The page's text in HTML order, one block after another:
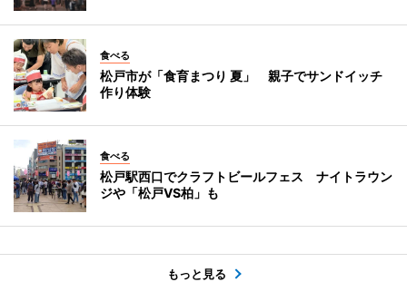
食べる
松戸市が「食育まつり 夏」 親子でサンドイッチ
作り体験
食べる
松戸駅西口でクラフトビールフェス ナイトラウン
ジや「松戸VS柏」も
もっと見る